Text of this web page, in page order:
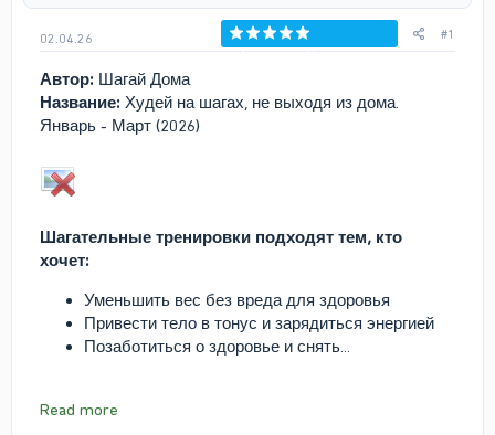
ы
л
02.04.26
Голосов: 0
#1
Автор: Шагай Дома
Название: Худей на шагах, не выходя из дома.
Январь - Март (2026)
Шагательные тренировки подходят тем, кто
хочет:
Уменьшить вес без вреда для здоровья
Привести тело в тонус и зарядиться энергией
Позаботиться о здоровье и снять...
Read more